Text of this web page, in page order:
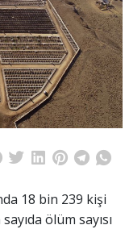
18 bin 239 kişi
ölüm sayısı